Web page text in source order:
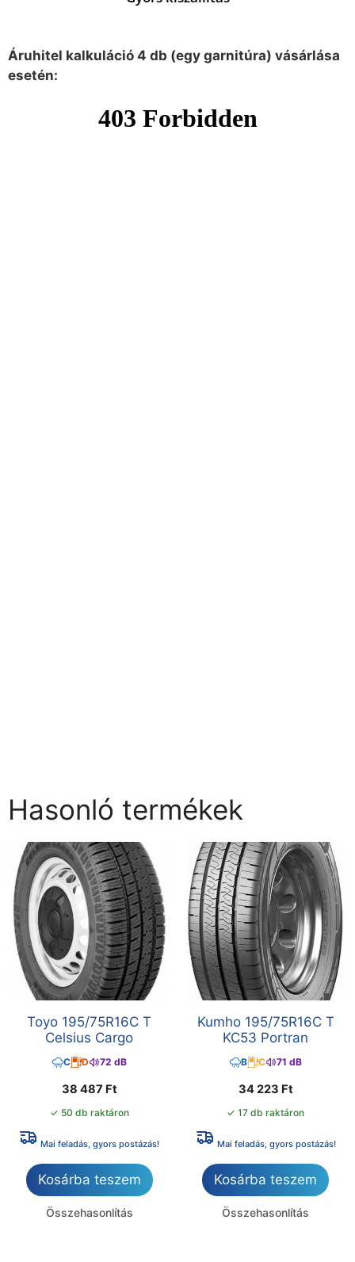
Áruhitel kalkuláció 4 db (egy garnitúra) vásárlása
esetén:
Hasonló termékek
Toyo 195/75R16C T
Celsius Cargo
C D 72 dB
38 487 Ft
✓ 50 db raktáron
Mai feladás, gyors postázás!
Kosárba teszem
Összehasonlítás
Kumho 195/75R16C T
KC53 Portran
B C 71 dB
34 223 Ft
✓ 17 db raktáron
Mai feladás, gyors postázás!
Kosárba teszem
Összehasonlítás